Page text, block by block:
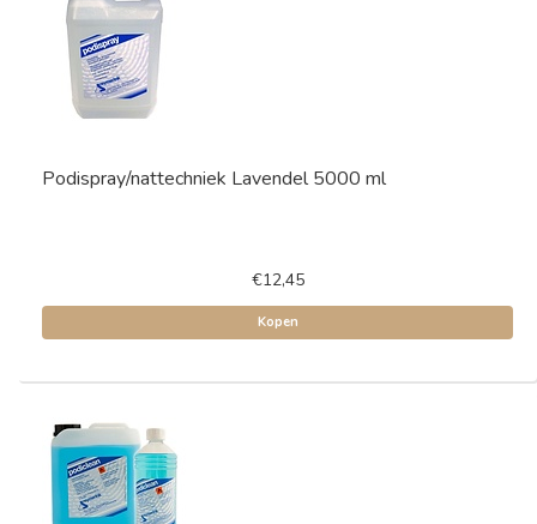
Podispray/nattechniek Lavendel 5000 ml
€12,45
Kopen